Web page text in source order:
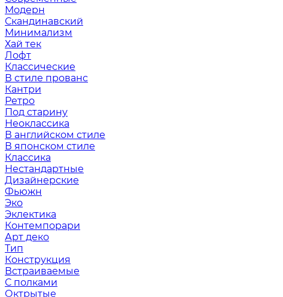
Модерн
Скандинавский
Минимализм
Хай тек
Лофт
Классические
В стиле прованс
Кантри
Ретро
Под старину
Неоклассика
В английском стиле
В японском стиле
Классика
Нестандартные
Дизайнерские
Фьюжн
Эко
Эклектика
Контемпорари
Арт деко
Тип
Конструкция
Встраиваемые
С полками
Октрытые